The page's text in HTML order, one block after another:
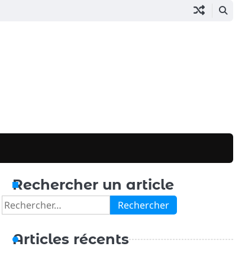
Rechercher un article
Rechercher :
Articles récents